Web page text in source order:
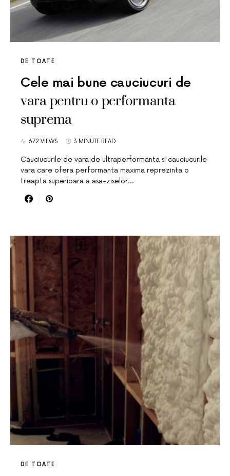
DE TOATE
Cele mai bune cauciucuri de
vara pentru o performanta
suprema
672 VIEWS 3 MINUTE READ
Cauciucurile de vara de ultraperformanta si cauciucurile
vara care ofera performanta maxima reprezinta o
treapta superioara a asa-ziselor…
DE TOATE